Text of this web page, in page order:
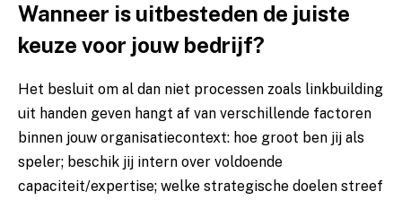
Wanneer is uitbesteden de juiste
keuze voor jouw bedrijf?
Het besluit om al dan niet processen zoals linkbuilding
uit handen geven hangt af van verschillende factoren
binnen jouw organisatiecontext: hoe groot ben jij als
speler; beschik jij intern over voldoende
capaciteit/expertise; welke strategische doelen streef